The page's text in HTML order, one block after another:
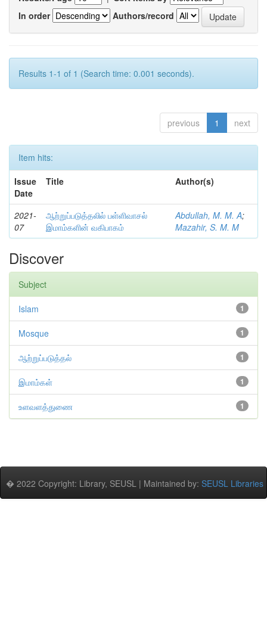
In order
Authors/record
Results 1-1 of 1 (Search time: 0.001 seconds).
previous 1 next
Item hits:
Issue
Date
Title Author(s)
2021-
07
ஆற்றுப்படுத்தலில் பள்ளிவாசல்
இமாம்களின் வகிபாகம்
Abdullah, M. M. A;
Mazahir, S. M. M
Discover
Subject
1
Islam
1
Mosque
1
ஆற்றுப்படுத்தல்
1
இமாம்கள்
1
உளவளத்துணை
� 2022 Copyright: Library, SEUSL | Maintained by: SEUSL Libraries